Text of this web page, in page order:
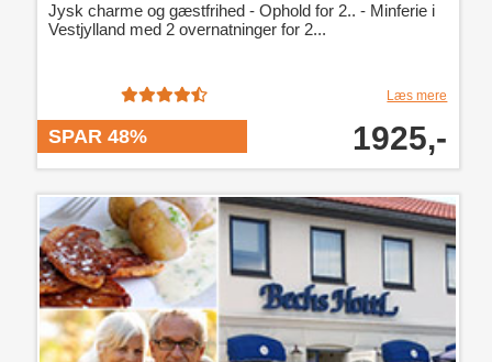
Jysk charme og gæstfrihed - Ophold for 2.. - Minferie i
Vestjylland med 2 overnatninger for 2...
Læs mere
SPAR 48% 1925,-